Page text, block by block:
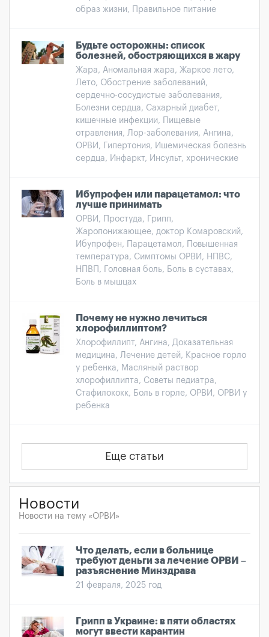
образ жизни, Правильное питание
Будьте осторожны: список
болезней, обостряющихся в жару
Жара, Аномальная жара, Жаркое лето,
Лето, Обострение заболеваний,
сердечно-сосудистые заболевания,
Болезни сердца, Сахарный диабет,
кишечные инфекции, Пищевые
отравления, Лор-заболевания, Ангина,
ОРВИ, Гипертония, Ишемическая болезнь
сердца, Инфаркт, Инсульт, хронические
Ибупрофен или парацетамол: что
лучше принимать
ОРВИ, Простуда, Грипп,
Жаропонижающее, доктор Комаровский,
Ибупрофен, Парацетамол, Повышенная
температура, Симптомы ОРВИ, НПВС,
НПВП, Головная боль, Боль в суставах,
Боль в мышцах
Почему не нужно лечиться
хлорофиллиптом?
Хлорофиллипт, Ангина, Доказательная
медицина, Лечение детей, Красное горло
у ребенка, Масляный раствор
хлорофиллипта, Советы педиатра,
Стафилококк, Боль в горле, ОРВИ, ОРВИ у
ребенка
Еще статьи
Новости
Новости на тему «ОРВИ»
Что делать, если в больнице
требуют деньги за лечение ОРВИ –
разъяснение Минздрава
21 февраля, 2025 год
Грипп в Украине: в пяти областях
могут ввести карантин